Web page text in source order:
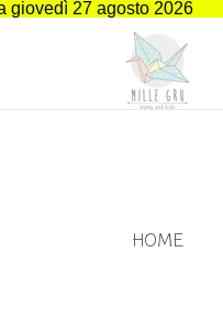
giovedì 27 agosto 2026
HOME